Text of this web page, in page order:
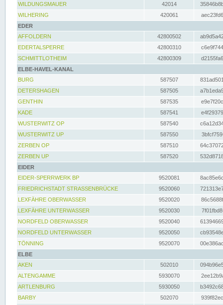
WILDUNGSMAUER
42014
WILHERING
420061
EDER
AFFOLDERN
42800502
EDERTALSPERRE
42800310
SCHMITTLOTHEIM
42800309
ELBE-HAVEL-KANAL
BURG
587507
DETERSHAGEN
587505
GENTHIN
587535
KADE
587541
WUSTERWITZ OP
587540
WUSTERWITZ UP
587550
ZERBEN OP
587510
ZERBEN UP
587520
EIDER
EIDER-SPERRWERK BP
9520081
FRIEDRICHSTADT STRASSENBRÜCKE
9520060
LEXFÄHRE OBERWASSER
9520020
LEXFÄHRE UNTERWASSER
9520030
NORDFELD OBERWASSER
9520040
NORDFELD UNTERWASSER
9520050
TÖNNING
9520070
ELBE
AKEN
502010
ALTENGAMME
5930070
ARTLENBURG
5930050
BARBY
502070